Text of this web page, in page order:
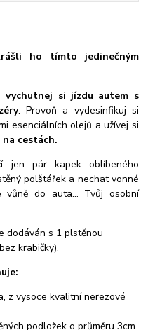
ho tímto jedinečným
si jízdu autem s
. Provoň a vydesinfikuj si
esenciálních olejů a užívej si
cestách.
jen pár kapek oblíbeného
polštářek a nechat vonné
vůně do auta... Tvůj osobní
dodáván s 1 plstěnou
krabičky).
z vysoce kvalitní nerezové
podložek o průměru 3cm